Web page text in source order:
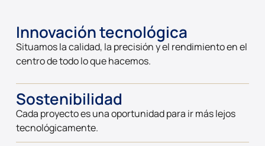
Innovación tecnológica
Situamos la calidad, la precisión y el rendimiento en el
centro de todo lo que hacemos.
Sostenibilidad
Cada proyecto es una oportunidad para ir más lejos
tecnológicamente.